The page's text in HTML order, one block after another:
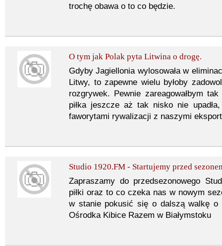
trochę obawa o to co będzie.
O tym jak Polak pyta Litwina o drogę.
Gdyby Jagiellonia wylosowała w
Litwy, to zapewne wielu byłoby
rozgrywek. Pewnie zareagowałbym
piłka jeszcze aż tak nisko nie
faworytami rywalizacji z naszymi
Studio 1920.FM - Startujemy przed
Zapraszamy do przedsezonowego
piłki oraz to co czeka nas w nowym
w stanie pokusić się o dalszą walkę
Ośrodka Kibice Razem w Białymstoku